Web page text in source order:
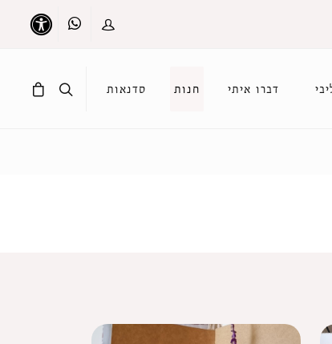
כניסה Whatsapp
דברו איתי חנות סדנאות